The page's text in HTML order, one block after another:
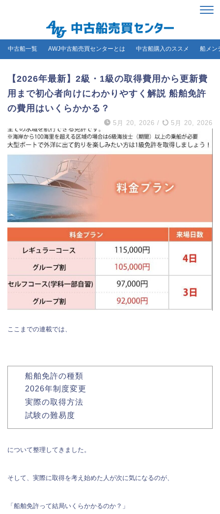
中古船一覧 AWJ中古船売買センターとは 中古船購入のススメ 船メン
【2026年最新】2級・1級の取得費用から更新費
用まで初心者向けにわかりやすく解説 船舶免許
の費用はいくらかかる？
5月 20, 2026 / 5月 20, 2026
ここまでの連載では、
船舶免許の種類
2026年制度変更
実際の取得方法
試験の難易度
について整理してきました。
そして、実際に取得を考え始めた人が次に気になるのが、
「船舶免許って結局いくらかかるのか？」